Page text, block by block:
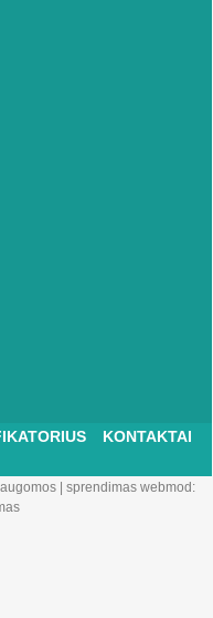
KONTAKTAI
| sprendimas webmod: